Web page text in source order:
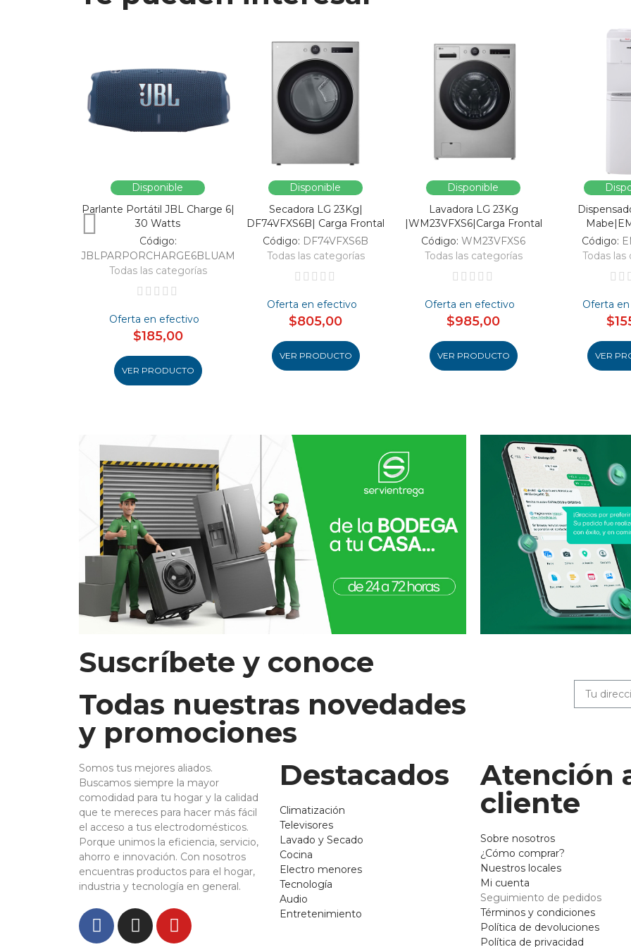
Disponible
Parlante Portátil JBL Charge 6|
30 Watts
Código:
JBLPARPORCHARGE6BLUAM
Todas las categorías
Oferta en efectivo
$185,00
VER PRODUCTO
Disponible
Secadora LG 23Kg|
DF74VFXS6B| Carga Frontal
Código: DF74VFXS6B
Todas las categorías
Oferta en efectivo
$805,00
VER PRODUCTO
Disponible
Lavadora LG 23Kg
|WM23VFXS6|Carga Frontal
Código: WM23VFXS6
Todas las categorías
Oferta en efectivo
$985,00
VER PRODUCTO
Código:
Todas
Oferta
VER
Suscríbete y conoce
Todas nuestras novedades
y promociones
Somos tus mejores aliados.
Buscamos siempre la mayor
comodidad para tu hogar y la calidad
que te mereces para hacer más fácil
el acceso a tus electrodomésticos.
Porque unimos la eficiencia, servicio,
ahorro e innovación. Con nosotros
encuentras productos para el hogar,
industria y tecnología en general.
Destacados
Climatización
Televisores
Lavado y Secado
Cocina
Electro menores
Tecnología
Audio
Entretenimiento
Atención
cliente
Sobre nosotros
¿Cómo comprar?
Nuestros locales
Mi cuenta
Seguimiento de pedidos
Términos y condiciones
Política de devoluciones
Política de privacidad